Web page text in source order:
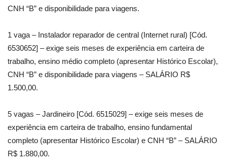
CNH “B” e disponibilidade para viagens.
1 vaga – Instalador reparador de central (Internet rural) [Cód.
6530652] – exige seis meses de experiência em carteira de
trabalho, ensino médio completo (apresentar Histórico Escolar),
CNH “B” e disponibilidade para viagens – SALÁRIO R$
1.500,00.
5 vagas – Jardineiro [Cód. 6515029] – exige seis meses de
experiência em carteira de trabalho, ensino fundamental
completo (apresentar Histórico Escolar) e CNH “B” – SALÁRIO
R$ 1.880,00.